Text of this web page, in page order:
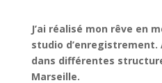
J’ai réalisé mon rêve en
studio
dans différentes
Marseille.